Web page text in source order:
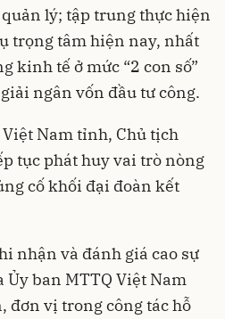
lý; tập trung thực hiện
trọng tâm hiện nay, nhất
kinh tế ở mức “2 con số”
ngân vốn đầu tư công.
Nam tỉnh, Chủ tịch
tục phát huy vai trò nòng
cố khối đại đoàn kết
nhận và đánh giá cao sự
Ủy ban MTTQ Việt Nam
đơn vị trong công tác hỗ